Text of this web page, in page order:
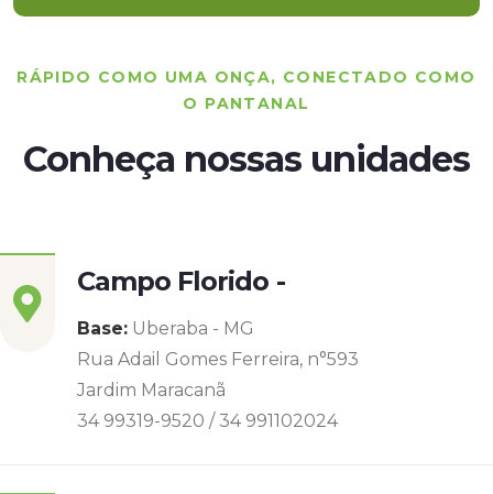
RÁPIDO COMO UMA ONÇA, CONECTADO COMO
O PANTANAL
Conheça nossas unidades
Campo Florido -
Base: Uberaba - MG
Rua Adail Gomes Ferreira, n°593
Jardim Maracanã
34 99319-9520 / 34 991102024